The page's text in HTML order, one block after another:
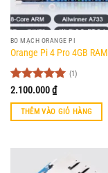
BO MẠCH ORANGE PI
Orange Pi 4 Pro 4GB RAM
Được xếp
hạng55
sao
(1)
2.100.000₫
THÊM VÀO GIỎ HÀNG